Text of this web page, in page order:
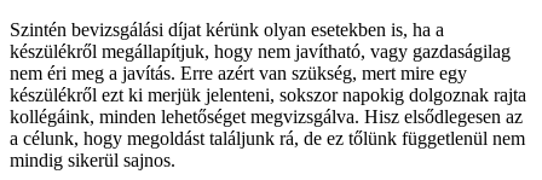
Szintén bevizsgálási díjat kérünk olyan esetekben is, ha a
készülékről megállapítjuk, hogy nem javítható, vagy gazdaságilag
nem éri meg a javítás. Erre azért van szükség, mert mire egy
készülékről ezt ki merjük jelenteni, sokszor napokig dolgoznak rajta
kollégáink, minden lehetőséget megvizsgálva. Hisz elsődlegesen az
a célunk, hogy megoldást találjunk rá, de ez tőlünk függetlenül nem
mindig sikerül sajnos.